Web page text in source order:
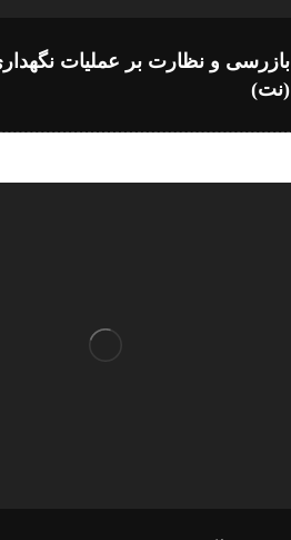
بازرسی و نظارت بر عملیات
(نت)